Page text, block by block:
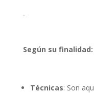
Según su finalidad:
Técnicas: Son